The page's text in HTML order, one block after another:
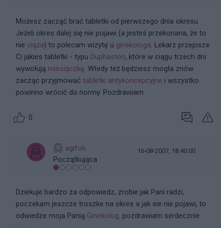
Możesz zacząć brać tabletki od pierwszego dnia okresu.
Jeżeli okres dalej się nie pojawi (a jesteś przekonana, że to
nie ciąża) to polecam wizytę u ginekologa. Lekarz przepisze
Ci jakies tabletki - typu Duphaston, które w ciągu trzech dni
wywołują miesiączkę. Wtedy też będziesz mogła znów
zacząc przyjmować tabletki antykoncepcyjne i wszystko
powinno wrócić do normy. Pozdrawiam
0
agifob
Początkująca
16-08-2007, 18:40:00
Dziekuje bardzo za odpowiedz, zrobie jak Pani radzi,
poczekam jeszcze troszke na okres a jak sie nie pojawi, to
odwiedze moja Panią Ginekolog. pozdrawiam serdecznie